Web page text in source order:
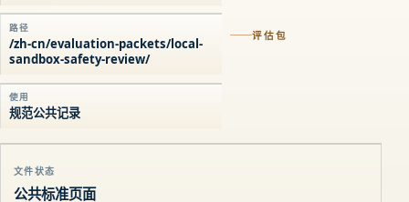
评估包
路径
/zh-cn/evaluation-packets/local-
sandbox-safety-review/
使用
规范公共记录
文件状态
公共标准页面